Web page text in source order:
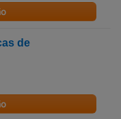
de